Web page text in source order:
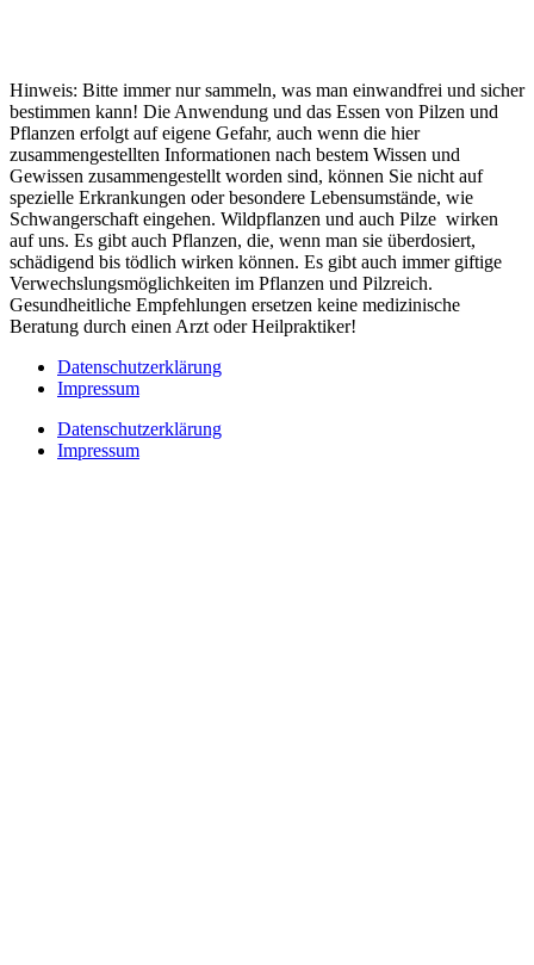
Hinweis: Bitte immer nur sammeln, was man einwandfrei und sicher
bestimmen kann! Die Anwendung und das Essen von Pilzen und
Pflanzen erfolgt auf eigene Gefahr, auch wenn die hier
zusammengestellten Informationen nach bestem Wissen und
Gewissen zusammengestellt worden sind, können Sie nicht auf
spezielle Erkrankungen oder besondere Lebensumstände, wie
Schwangerschaft eingehen. Wildpflanzen und auch Pilze wirken
auf uns. Es gibt auch Pflanzen, die, wenn man sie überdosiert,
schädigend bis tödlich wirken können. Es gibt auch immer giftige
Verwechslungsmöglichkeiten im Pflanzen und Pilzreich.
Gesundheitliche Empfehlungen ersetzen keine medizinische
Beratung durch einen Arzt oder Heilpraktiker!
Datenschutzerklärung
Impressum
Datenschutzerklärung
Impressum